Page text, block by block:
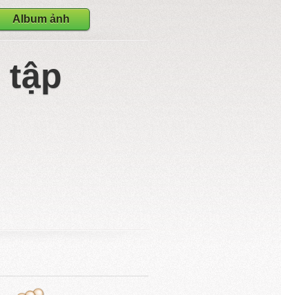
Album ảnh
tập